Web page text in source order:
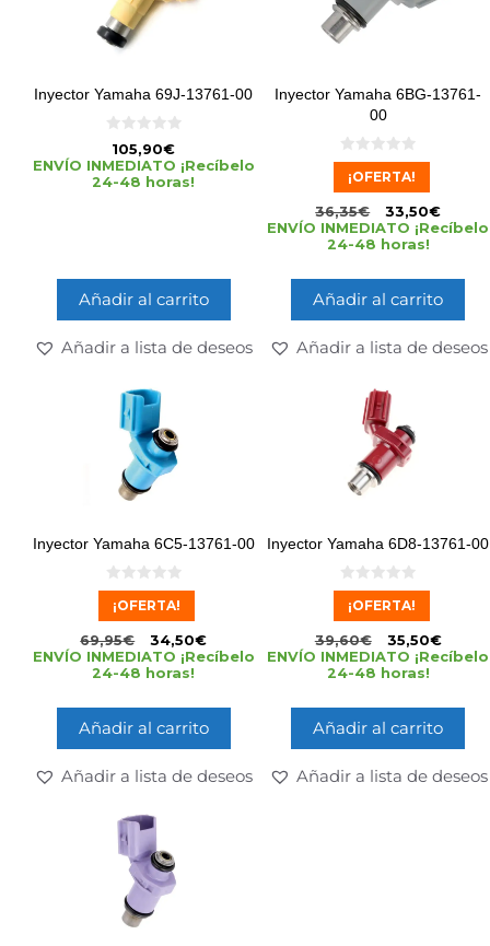
Inyector Yamaha 69J-13761-00
0
e
5
105,90€
ENVÍO INMEDIATO ¡Recíbelo
24-48 horas!
Añadir al carrito
Añadir a lista de deseos
Inyector Yamaha 6BG-13761-
00
0
e
¡OFERTA!
36,35€ 33,50€
ENVÍO INMEDIATO ¡Recíbelo
24-48 horas!
Añadir al carrito
Añadir a lista de deseos
Inyector Yamaha 6C5-13761-00
0
e
¡OFERTA!
69,95€ 34,50€
ENVÍO INMEDIATO ¡Recíbelo
24-48 horas!
Añadir al carrito
Añadir a lista de deseos
Inyector Yamaha 6D8-13761-00
0
e
¡OFERTA!
39,60€ 35,50€
ENVÍO INMEDIATO ¡Recíbelo
24-48 horas!
Añadir al carrito
Añadir a lista de deseos